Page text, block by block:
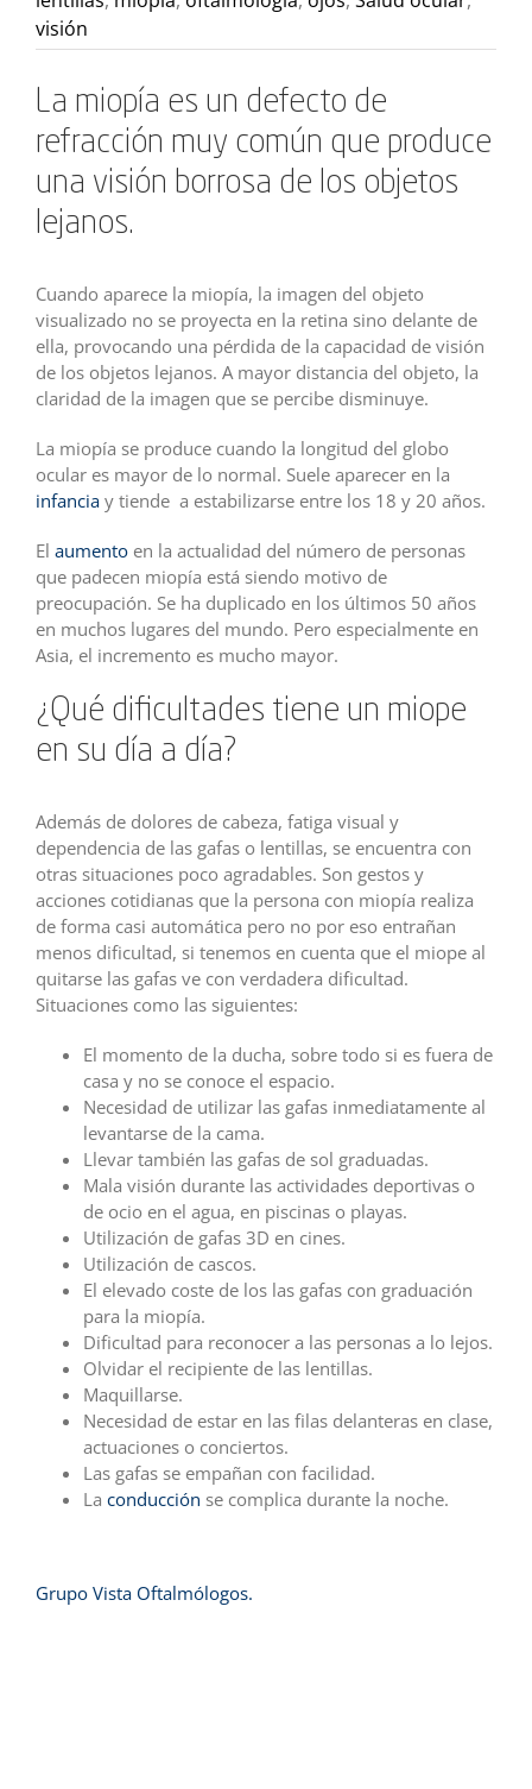
visión
La miopía es un defecto de
refracción muy común que produce
una visión borrosa de los objetos
lejanos.
Cuando aparece la miopía, la imagen del objeto
visualizado no se proyecta en la retina sino delante de
ella, provocando una pérdida de la capacidad de visión
de los objetos lejanos. A mayor distancia del objeto, la
claridad de la imagen que se percibe disminuye.
La miopía se produce cuando la longitud del globo
ocular es mayor de lo normal. Suele aparecer en la
infancia y tiende a estabilizarse entre los 18 y 20 años.
El aumento en la actualidad del número de personas
que padecen miopía está siendo motivo de
preocupación. Se ha duplicado en los últimos 50 años
en muchos lugares del mundo. Pero especialmente en
Asia, el incremento es mucho mayor.
¿Qué dificultades tiene un miope
en su día a día?
Además de dolores de cabeza, fatiga visual y
dependencia de las gafas o lentillas, se encuentra con
otras situaciones poco agradables. Son gestos y
acciones cotidianas que la persona con miopía realiza
de forma casi automática pero no por eso entrañan
menos dificultad, si tenemos en cuenta que el miope al
quitarse las gafas ve con verdadera dificultad.
Situaciones como las siguientes:
El momento de la ducha, sobre todo si es fuera de
casa y no se conoce el espacio.
Necesidad de utilizar las gafas inmediatamente al
levantarse de la cama.
Llevar también las gafas de sol graduadas.
Mala visión durante las actividades deportivas o
de ocio en el agua, en piscinas o playas.
Utilización de gafas 3D en cines.
Utilización de cascos.
El elevado coste de los las gafas con graduación
para la miopía.
Dificultad para reconocer a las personas a lo lejos.
Olvidar el recipiente de las lentillas.
Maquillarse.
Necesidad de estar en las filas delanteras en clase,
actuaciones o conciertos.
Las gafas se empañan con facilidad.
La conducción se complica durante la noche.
Grupo Vista Oftalmólogos.